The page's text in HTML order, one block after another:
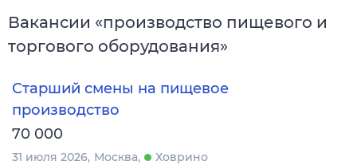
Вакансии «производство пищевого и
торгового оборудования»
Старший смены на пищевое
производство
70 000
31 июля 2026 Москва
Ховрино